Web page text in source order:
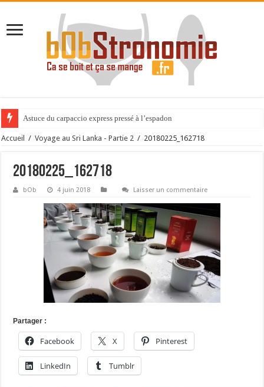
Astuce du carpaccio express pressé à l’espadon
Accueil / Voyage au Sri Lanka - Partie 2 / 20180225_162718
20180225_162718
bOb 4 juin 2018 Laisser un commentaire
Partager :
Facebook X Pinterest
LinkedIn Tumblr